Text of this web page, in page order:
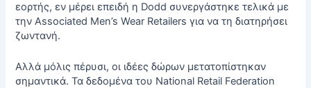
εορτής, εν μέρει επειδή η Dodd συνεργάστηκε τελικά με
την Associated Men’s Wear Retailers για να τη διατηρήσει
ζωντανή.
Αλλά μόλις πέρυσι, οι ιδέες δώρων μετατοπίστηκαν
σημαντικά. Τα δεδομένα του National Retail Federation